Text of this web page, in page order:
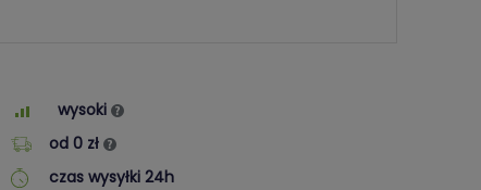
wysoki
od 0 zł
czas wysyłki 24h